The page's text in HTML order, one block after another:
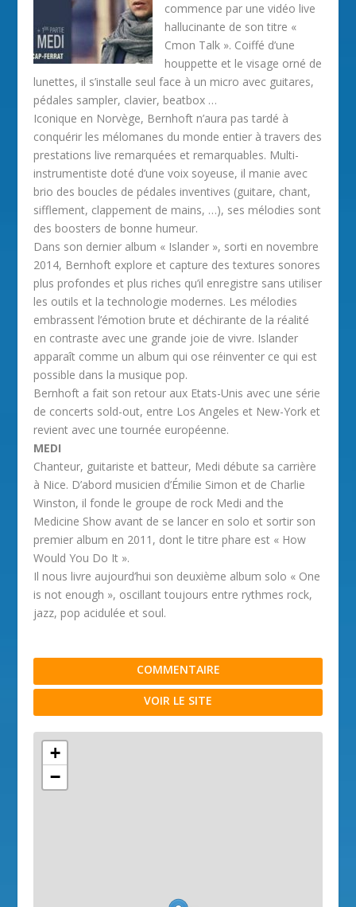
commence par une vidéo live
hallucinante de son titre «
Cmon Talk ». Coiffé d’une
houppette et le visage orné de
lunettes, il s’installe seul face à un micro avec guitares,
pédales sampler, clavier, beatbox …
Iconique en Norvège, Bernhoft n’aura pas tardé à
conquérir les mélomanes du monde entier à travers des
prestations live remarquées et remarquables. Multi-
instrumentiste doté d’une voix soyeuse, il manie avec
brio des boucles de pédales inventives (guitare, chant,
sifflement, clappement de mains, …), ses mélodies sont
des boosters de bonne humeur.
Dans son dernier album « Islander », sorti en novembre
2014, Bernhoft explore et capture des textures sonores
plus profondes et plus riches qu’il enregistre sans utiliser
les outils et la technologie modernes. Les mélodies
embrassent l’émotion brute et déchirante de la réalité
en contraste avec une grande joie de vivre. Islander
apparaît comme un album qui ose réinventer ce qui est
possible dans la musique pop.
Bernhoft a fait son retour aux Etats-Unis avec une série
de concerts sold-out, entre Los Angeles et New-York et
revient avec une tournée européenne.
MEDI
Chanteur, guitariste et batteur, Medi débute sa carrière
à Nice. D’abord musicien d’Émilie Simon et de Charlie
Winston, il fonde le groupe de rock Medi and the
Medicine Show avant de se lancer en solo et sortir son
premier album en 2011, dont le titre phare est « How
Would You Do It ».
Il nous livre aujourd’hui son deuxième album solo « One
is not enough », oscillant toujours entre rythmes rock,
jazz, pop acidulée et soul.
COMMENTAIRE
VOIR LE SITE
+
−